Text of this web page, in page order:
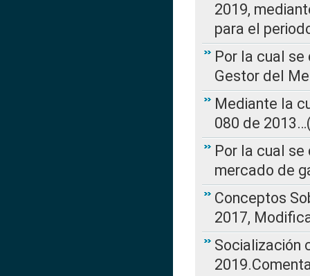
2019,
para el
Por la cual
Gestor del
Mediante la
080 de
Por la cual
mercado de
Conceptos
2017,
Socialización